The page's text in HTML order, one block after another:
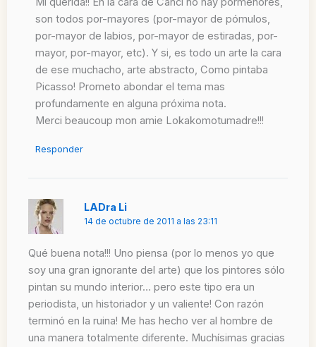
son todos por-mayores (por-mayor de pómulos,
por-mayor de labios, por-mayor de estiradas, por-
mayor, por-mayor, etc). Y si, es todo un arte la cara
de ese muchacho, arte abstracto, Como pintaba
Picasso! Prometo abondar el tema mas
profundamente en alguna próxima nota.
Merci beaucoup mon amie Lokakomotumadre!!!
Responder
LADra Li
14 de octubre de 2011 a las 23:11
Qué buena nota!!! Uno piensa (por lo menos yo que
soy una gran ignorante del arte) que los pintores sólo
pintan su mundo interior… pero este tipo era un
periodista, un historiador y un valiente! Con razón
terminó en la ruina! Me has hecho ver al hombre de
una manera totalmente diferente. Muchísimas gracias